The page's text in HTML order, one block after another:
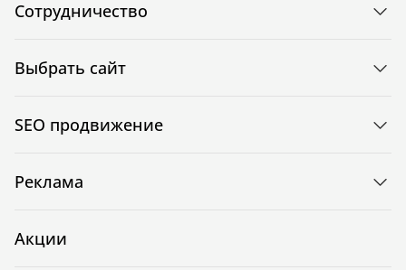
Сотрудничество
Выбрать сайт
SEO продвижение
Реклама
Акции